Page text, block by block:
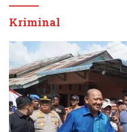
Kriminal